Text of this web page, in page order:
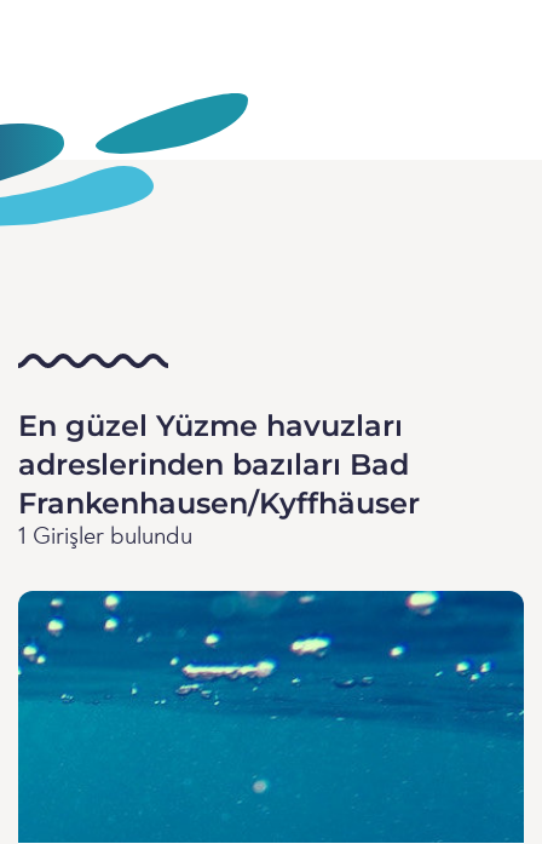
En güzel Yüzme havuzları
adreslerinden bazıları Bad
Frankenhausen/Kyffhäuser
1 Girişler bulundu